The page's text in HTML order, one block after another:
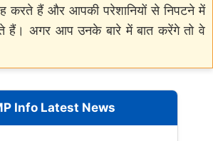
करते हैं और आपकी परेशानियों से निपटने में
अगर आप उनके बारे में बात करेंगे तो वे
Info Latest News